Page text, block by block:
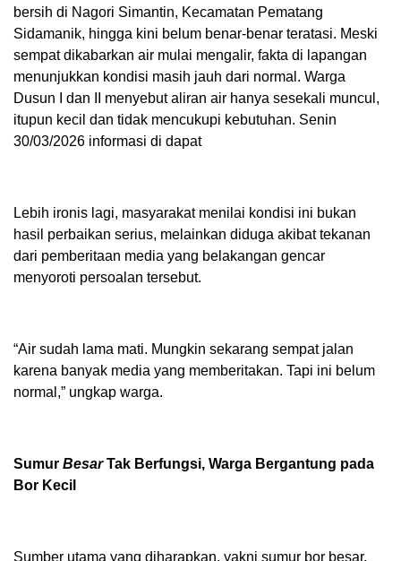
bersih di Nagori Simantin, Kecamatan Pematang
Sidamanik, hingga kini belum benar-benar teratasi. Meski
sempat dikabarkan air mulai mengalir, fakta di lapangan
menunjukkan kondisi masih jauh dari normal. Warga
Dusun I dan II menyebut aliran air hanya sesekali muncul,
itupun kecil dan tidak mencukupi kebutuhan. Senin
30/03/2026 informasi di dapat
Lebih ironis lagi, masyarakat menilai kondisi ini bukan
hasil perbaikan serius, melainkan diduga akibat tekanan
dari pemberitaan media yang belakangan gencar
menyoroti persoalan tersebut.
“Air sudah lama mati. Mungkin sekarang sempat jalan
karena banyak media yang memberitakan. Tapi ini belum
normal,” ungkap warga.
Sumur BesarTak Berfungsi, Warga Bergantung pada
Bor Kecil
Sumber utama yang diharapkan, yakni sumur bor besar,